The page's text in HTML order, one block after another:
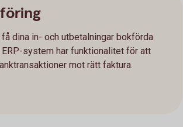
dina in- och utbetalningar bokförda
system har funktionalitet för att
mot rätt faktura.